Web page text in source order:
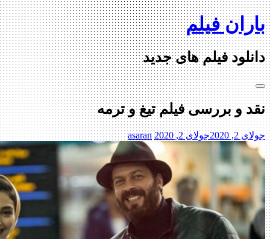
Skip
to
content
باران فیلم
دانلود فیلم های جدید
نقد و بررسی فیلم تیغ و ترمه
جولای 2, 2020 جولای 2, 2020 asaran